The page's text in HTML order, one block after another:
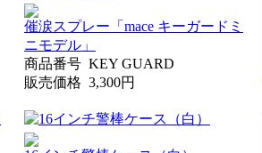
催涙スプレー「mace キーガードミ
ニモデル」
商品番号 KEY GUARD
販売価格 3,300円